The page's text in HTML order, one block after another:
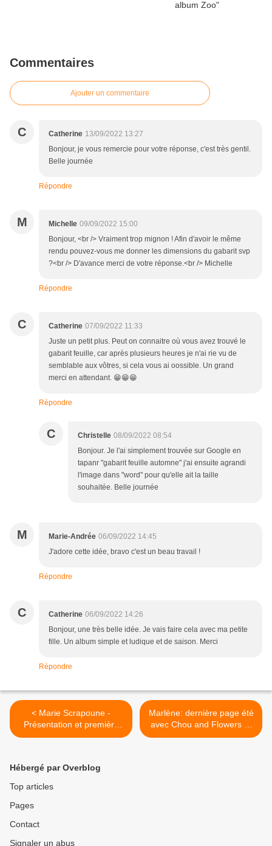
Commentaires
Ajouter un commentaire
C Catherine 13/09/2022 13:27
Bonjour, je vous remercie pour votre réponse, c'est très gentil.
Belle journée
Répondre
M Michelle 09/09/2022 15:00
Bonjour, <br /> Vraiment trop mignon ! Afin d'avoir le même
rendu pouvez-vous me donner les dimensions du gabarit svp
?<br /> D'avance merci de votre réponse.<br /> Michelle
Répondre
C Catherine 07/09/2022 11:33
Juste un petit plus. Peut on connaitre où vous avez trouvé le
gabarit feuille, car après plusieurs heures je n'ai rie vu de
semblable aux vôtres, si cela vous ai oossible. Un grand
merci en attendant. 😁😁😁
Répondre
C Christelle 08/09/2022 08:54
Bonjour. Je l'ai simplement trouvée sur Google en
tapanr "gabarit feuille automne" j'ai ensuite agrandi
l'image dans "word" pour qu'elle ait la taille
souhaitée. Belle journée
M Marie-Andrée 06/09/2022 14:45
J'adore cette idée, bravo c'est un beau travail !
Répondre
C Catherine 06/09/2022 14:26
Bonjour, une très belle idée. Je vais faire cela avec ma petite
fille. Un album simple et ludique et de saison. Merci
Répondre
< Marie Scrapoune -
Présentation et première
création : Moodboard
Marlène: dernière page été
avec Chou and Flowers et
la Fée >
Hébergé par Overblog
Top articles
Pages
Contact
Signaler un abus